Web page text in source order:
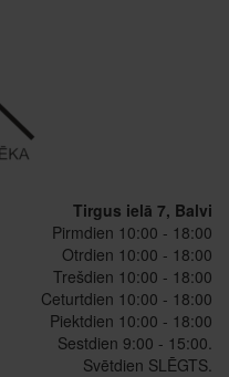
Tirgus ielā 7, Balvi
Pirmdien 10:00 - 18:00
Otrdien 10:00 - 18:00
Trešdien 10:00 - 18:00
Ceturtdien 10:00 - 18:00
Piektdien 10:00 - 18:00
Sestdien 9:00 - 15:00.
Svētdien SLĒGTS.